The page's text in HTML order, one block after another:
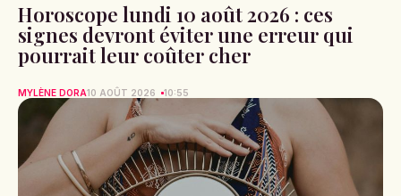
Horoscope lundi 10 août 2026 : ces
signes devront éviter une erreur qui
pourrait leur coûter cher
MYLÈNE DORA10 AOÛT 2026 10:55